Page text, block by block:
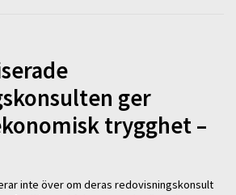
ger
trygghet –
inte över om deras redovisningskonsult